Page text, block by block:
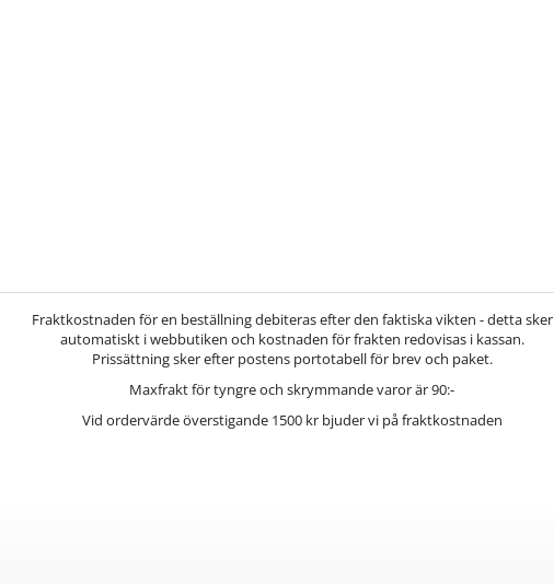
Fraktkostnaden för en beställning debiteras efter den faktiska vikten - detta sker
automatiskt i webbutiken och kostnaden för frakten redovisas i kassan.
Prissättning sker efter postens portotabell för brev och paket.
Maxfrakt för tyngre och skrymmande varor är 90:-
Vid ordervärde överstigande 1500 kr bjuder vi på fraktkostnaden